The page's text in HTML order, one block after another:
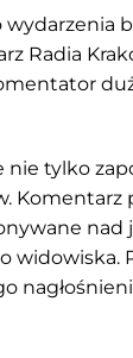
wydarzenia
Radia
nie tylko
Komentarz
nad
widowiska.